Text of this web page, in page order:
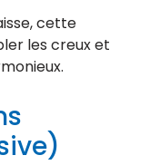
cette
les creux et